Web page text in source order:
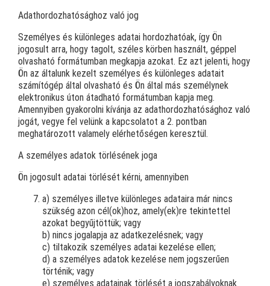
Adathordozhatósághoz való jog
Személyes és különleges adatai hordozhatóak, így Ön
jogosult arra, hogy tagolt, széles körben használt, géppel
olvasható formátumban megkapja azokat. Ez azt jelenti, hogy
Ön az általunk kezelt személyes és különleges adatait
számítógép által olvasható és Ön által más személynek
elektronikus úton átadható formátumban kapja meg.
Amennyiben gyakorolni kívánja az adathordozhatósághoz való
jogát, vegye fel velünk a kapcsolatot a 2. pontban
meghatározott valamely elérhetőségen keresztül.
A személyes adatok törlésének joga
Ön jogosult adatai törlését kérni, amennyiben
a) személyes illetve különleges adataira már nincs
szükség azon cél(ok)hoz, amely(ek)re tekintettel
azokat begyűjtöttük; vagy
b) nincs jogalapja az adatkezelésnek; vagy
c) tiltakozik személyes adatai kezelése ellen;
d) a személyes adatok kezelése nem jogszerűen
történik; vagy
e) személyes adatainak törlését a jogszabályoknak